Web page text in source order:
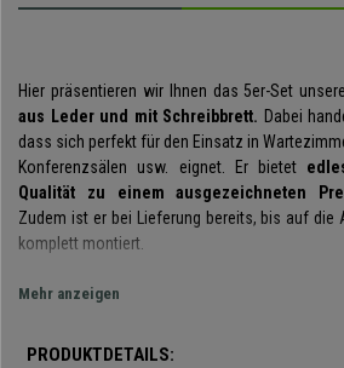
Hier präsentieren wir Ihnen das 5er-Set
aus Leder und mit Schreibbrett. Dabei
dass sich perfekt für den Einsatz in
Konferenzsälen usw. eignet. Er bietet
Qualität zu einem ausgezeichneten
Zudem ist er bei Lieferung bereits, bis auf die
komplett montiert.
Sie erhalten hier ein sehr
Mehr anzeigen
PRODUKTDETAILS: